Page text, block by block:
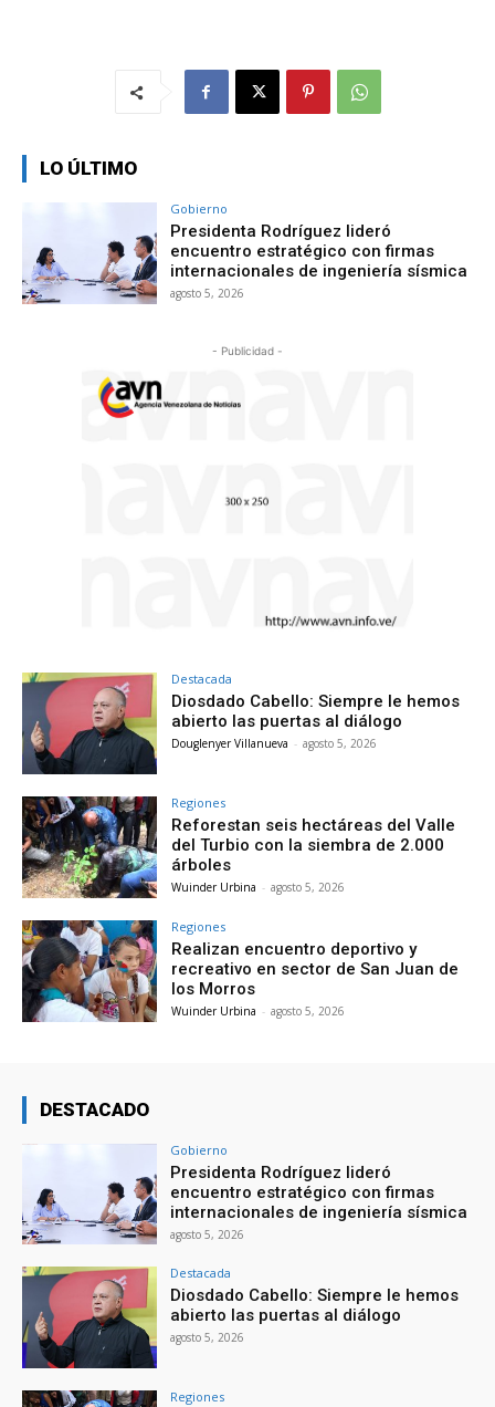
LO ÚLTIMO
Gobierno
Presidenta Rodríguez lideró
encuentro estratégico con firmas
internacionales de ingeniería sísmica
agosto 5, 2026
- Publicidad -
Destacada
Diosdado Cabello: Siempre le hemos
abierto las puertas al diálogo
Douglenyer Villanueva - agosto 5, 2026
Regiones
Reforestan seis hectáreas del Valle
del Turbio con la siembra de 2.000
árboles
Wuinder Urbina - agosto 5, 2026
Regiones
Realizan encuentro deportivo y
recreativo en sector de San Juan de
los Morros
Wuinder Urbina - agosto 5, 2026
DESTACADO
Gobierno
Presidenta Rodríguez lideró
encuentro estratégico con firmas
internacionales de ingeniería sísmica
agosto 5, 2026
Destacada
Diosdado Cabello: Siempre le hemos
abierto las puertas al diálogo
agosto 5, 2026
Regiones